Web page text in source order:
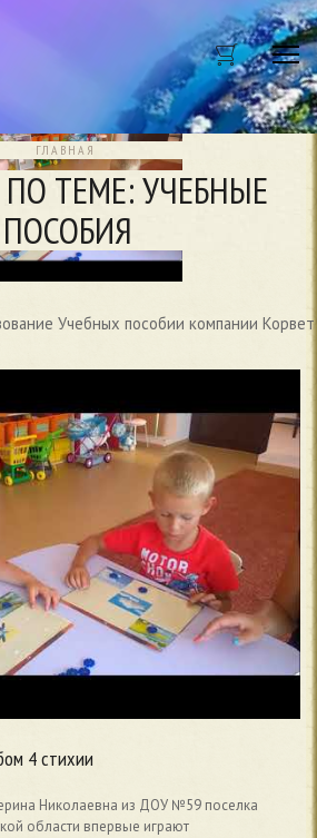
ГЛАВНАЯ
ТЕМЕ: УЧЕБНЫЕ
ПОСОБИЯ
Учебных пособии компании Корвет
4 стихии
Николаевна из ДОУ №59 поселка
области впервые играют